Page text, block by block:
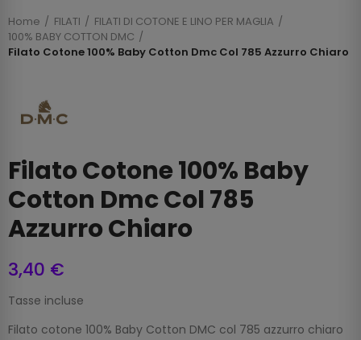
Home FILATI
FILATI DI COTONE E LINO PER MAGLIA
100% BABY COTTON DMC
Filato Cotone 100% Baby Cotton Dmc Col 785 Azzurro Chiaro
Filato Cotone 100% Baby
Cotton Dmc Col 785
Azzurro Chiaro
3,40 €
Tasse incluse
Filato cotone 100% Baby Cotton DMC col 785 azzurro chiaro